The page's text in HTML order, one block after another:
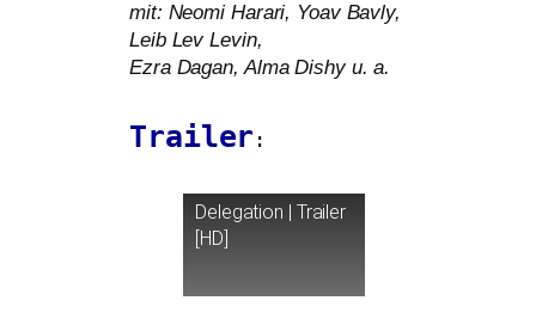
mit: Neomi Harari, Yoav Bavly,
Leib Lev Levin,
Ezra Dagan, Alma Dishy u. a.
Trailer :
Delegation | Trailer
[HD]